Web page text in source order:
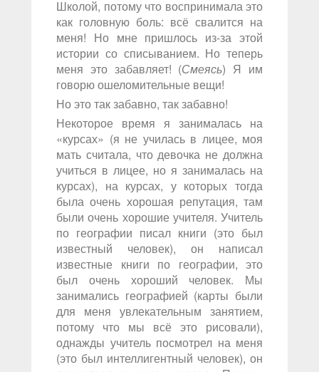
Школой, потому что воспринимала это
как головную боль: всё свалится на
меня! Но мне пришлось из-за этой
истории со списыванием. Но теперь
меня это забавляет! (Смеясь) Я им
говорю ошеломительные вещи!
Но это так забавно, так забавно!
Некоторое время я занималась на
«курсах» (я не училась в лицее, моя
мать считала, что девочка не должна
учиться в лицее, но я занималась на
курсах), на курсах, у которых тогда
была очень хорошая репутация, там
были очень хорошие учителя. Учитель
по географии писал книги (это был
известный человек), он написал
известные книги по географии, это
был очень хороший человек. Мы
занимались географией (карты были
для меня увлекательным занятием,
потому что мы всё это рисовали),
однажды учитель посмотрел на меня
(это был интеллигентный человек), он